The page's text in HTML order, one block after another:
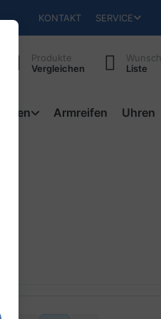
KONTAKT SERVICE
Produkte
Vergleichen
Wunsch
Liste
Armreifen Uhren